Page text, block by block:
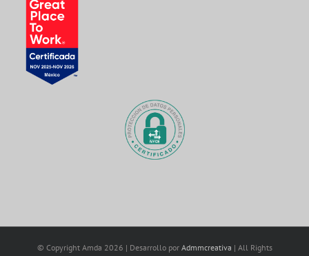
© Copyright Amda 2026 | Desarrollo por Admmcreativa | All Rights